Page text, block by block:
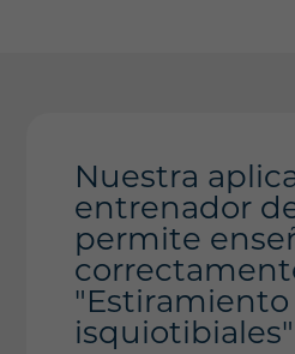
Nuestra
entrenador
permite
"Estiramiento
isquiotibiales"